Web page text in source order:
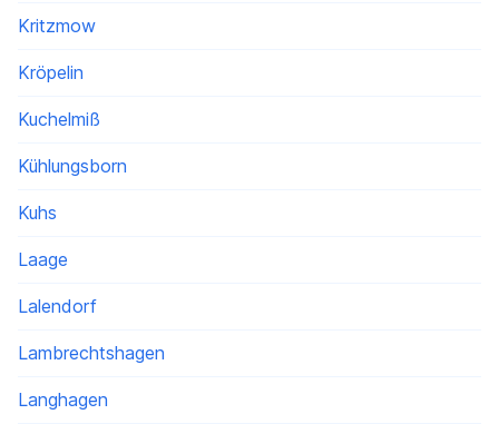
Kritzmow
Kröpelin
Kuchelmiß
Kühlungsborn
Kuhs
Laage
Lalendorf
Lambrechtshagen
Langhagen